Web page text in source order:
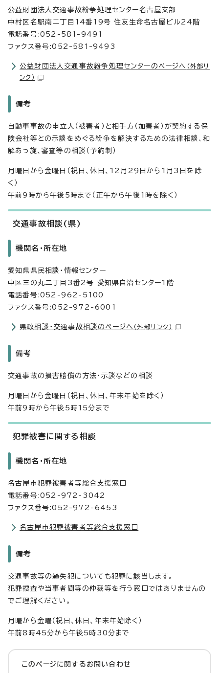
公益財団法人交通事故紛争処理センター名古屋支部
中村区名駅南二丁目14番19号 住友生命名古屋ビル24階
電話番号:052-581-9491
ファクス番号:052-581-9493
公益財団法人交通事故紛争処理センターのページへ （外部リ
ンク）
備考
自動車事故の申立人（被害者）と相手方（加害者）が契約する保
険会社等との示談をめぐる紛争を解決するための法律相談、和
解あっ旋、審査等の相談（予約制）
月曜日から金曜日（祝日、休日、12月29日から1月3日を除
く）
午前9時から午後5時まで（正午から午後1時を除く）
交通事故相談(県)
機関名・所在地
愛知県県民相談・情報センター
中区三の丸二丁目3番2号 愛知県自治センター1階
電話番号:052-962-5100
ファクス番号:052-972-6001
県政相談・交通事故相談のページへ （外部リンク）
備考
交通事故の損害賠償の方法・示談などの相談
月曜日から金曜日（祝日、休日、年末年始を除く）
午前9時から午後5時15分まで
犯罪被害に関する相談
機関名・所在地
名古屋市犯罪被害者等総合支援窓口
電話番号:052-972-3042
ファクス番号:052-972-6453
名古屋市犯罪被害者等総合支援窓口
備考
交通事故等の過失犯についても犯罪に該当します。
犯罪捜査や当事者間等の仲裁等を行う窓口ではありませんの
でご理解ください。
月曜から金曜（祝日、休日、年末年始除く）
午前8時45分から午後5時30分まで
このページに関する お問い合わせ